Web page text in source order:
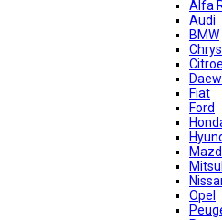
Alfa
Audi
BMW
Fiat
Ford
Opel